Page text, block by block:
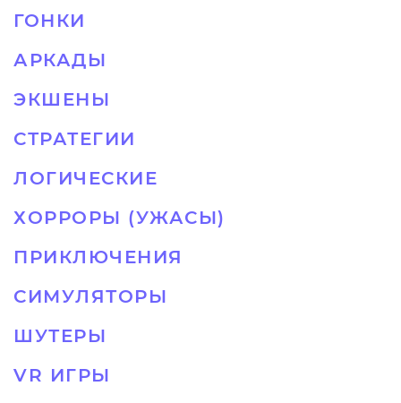
ГОНКИ
АРКАДЫ
ЭКШЕНЫ
СТРАТЕГИИ
ЛОГИЧЕСКИЕ
ХОРРОРЫ (УЖАСЫ)
ПРИКЛЮЧЕНИЯ
СИМУЛЯТОРЫ
ШУТЕРЫ
VR ИГРЫ